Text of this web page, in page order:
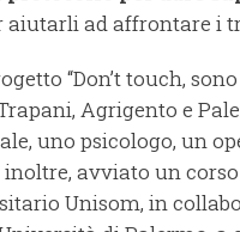
aiutarli ad affrontare i
“Don’t touch,
Agrigento e
uno psicologo, un
inoltre, avviato un
Unisom, in